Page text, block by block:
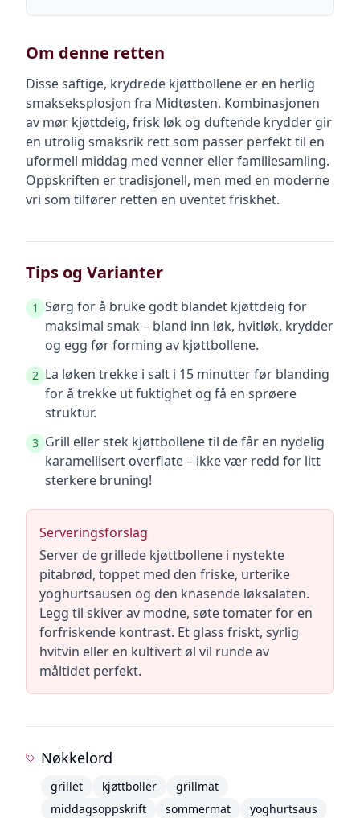
Om denne retten
Disse saftige, krydrede kjøttbollene er en herlig
smakseksplosjon fra Midtøsten. Kombinasjonen
av mør kjøttdeig, frisk løk og duftende krydder gir
en utrolig smaksrik rett som passer perfekt til en
uformell middag med venner eller familiesamling.
Oppskriften er tradisjonell, men med en moderne
vri som tilfører retten en uventet friskhet.
Tips og Varianter
1 Sørg for å bruke godt blandet kjøttdeig for
maksimal smak – bland inn løk, hvitløk, krydder
og egg før forming av kjøttbollene.
2 La løken trekke i salt i 15 minutter før blanding
for å trekke ut fuktighet og få en sprøere
struktur.
3 Grill eller stek kjøttbollene til de får en nydelig
karamellisert overflate – ikke vær redd for litt
sterkere bruning!
Serveringsforslag
Server de grillede kjøttbollene i nystekte
pitabrød, toppet med den friske, urterike
yoghurtsausen og den knasende løksalaten.
Legg til skiver av modne, søte tomater for en
forfriskende kontrast. Et glass friskt, syrlig
hvitvin eller en kultivert øl vil runde av
måltidet perfekt.
Nøkkelord
grillet kjøttboller
grillmat
middagsoppskrift
sommermat
yoghurtsaus